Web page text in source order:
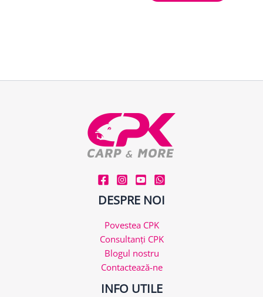
DESPRE NOI
Povestea CPK
Consultanți CPK
Blogul nostru
Contactează-ne
INFO UTILE